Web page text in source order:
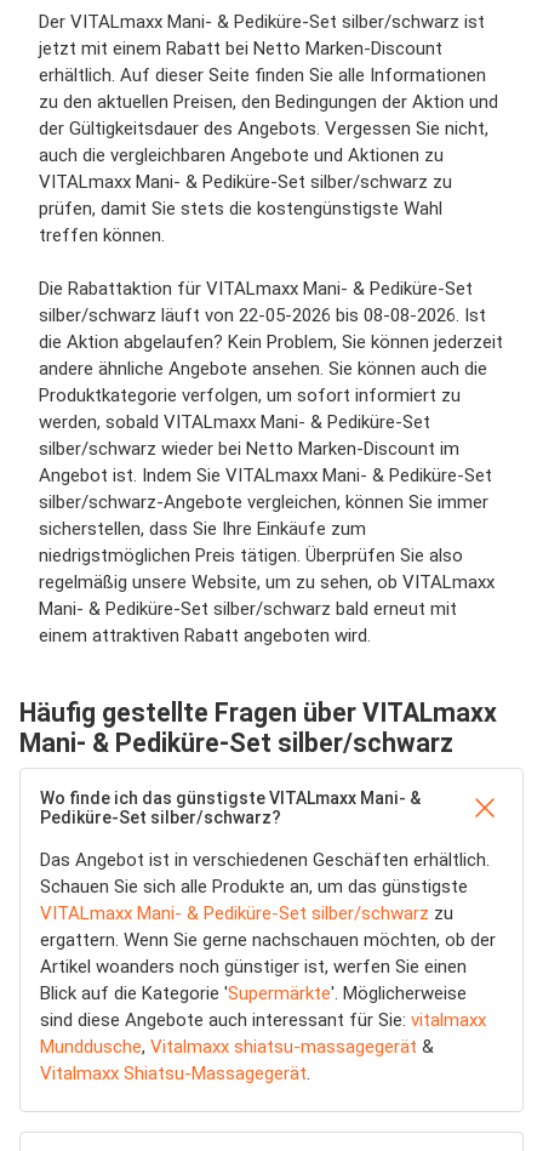
Der VITALmaxx Mani- & Pediküre-Set silber/schwarz ist
jetzt mit einem Rabatt bei Netto Marken-Discount
erhältlich. Auf dieser Seite finden Sie alle Informationen
zu den aktuellen Preisen, den Bedingungen der Aktion und
der Gültigkeitsdauer des Angebots. Vergessen Sie nicht,
auch die vergleichbaren Angebote und Aktionen zu
VITALmaxx Mani- & Pediküre-Set silber/schwarz zu
prüfen, damit Sie stets die kostengünstigste Wahl
treffen können.
Die Rabattaktion für VITALmaxx Mani- & Pediküre-Set
silber/schwarz läuft von 22-05-2026 bis 08-08-2026. Ist
die Aktion abgelaufen? Kein Problem, Sie können jederzeit
andere ähnliche Angebote ansehen. Sie können auch die
Produktkategorie verfolgen, um sofort informiert zu
werden, sobald VITALmaxx Mani- & Pediküre-Set
silber/schwarz wieder bei Netto Marken-Discount im
Angebot ist. Indem Sie VITALmaxx Mani- & Pediküre-Set
silber/schwarz-Angebote vergleichen, können Sie immer
sicherstellen, dass Sie Ihre Einkäufe zum
niedrigstmöglichen Preis tätigen. Überprüfen Sie also
regelmäßig unsere Website, um zu sehen, ob VITALmaxx
Mani- & Pediküre-Set silber/schwarz bald erneut mit
einem attraktiven Rabatt angeboten wird.
Häufig gestellte Fragen über VITALmaxx
Mani- & Pediküre-Set silber/schwarz
Wo finde ich das günstigste VITALmaxx Mani- &
Pediküre-Set silber/schwarz?
Das Angebot ist in verschiedenen Geschäften erhältlich.
Schauen Sie sich alle Produkte an, um das günstigste
VITALmaxx Mani- & Pediküre-Set silber/schwarz zu
ergattern. Wenn Sie gerne nachschauen möchten, ob der
Artikel woanders noch günstiger ist, werfen Sie einen
Blick auf die Kategorie 'Supermärkte'. Möglicherweise
sind diese Angebote auch interessant für Sie: vitalmaxx
Munddusche, Vitalmaxx shiatsu-massagegerät &
Vitalmaxx Shiatsu-Massagegerät.